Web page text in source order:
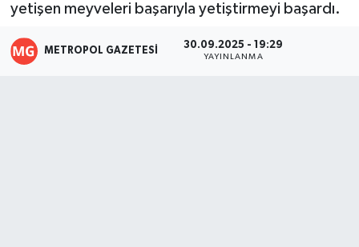
yetişen meyveleri başarıyla yetiştirmeyi başardı.
METROPOL GAZETESI 30.09.2025 - 19:29
YAYINLANMA